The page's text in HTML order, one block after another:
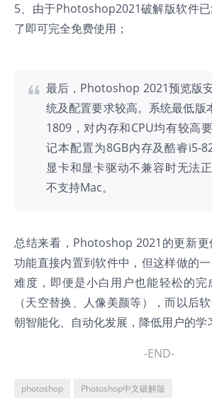
5、由于Photoshop2021破解版软件
了即可完全免费使用；
最后，Photoshop 2021预览版
统及配置要求较高。系统最低版
1809，对内存和CPU均有较高
记本配置为8GB内存及酷睿i5-
显卡和显卡驱动不兼容时无法
不支持Mac。
总结来看，Photoshop 2021的更新
功能直接内置到软件中，但这样做的
难度，即便是小白用户也能轻松的完
（天空替换、人像美颜等），而以后
朝智能化、自动化发展，降低用户的学
-END-
photoshop Photoshop中文破解版